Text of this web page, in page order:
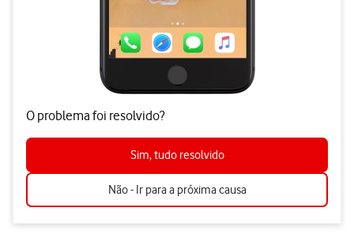
O problema foi resolvido?
Sim, tudo resolvido
Não - Ir para a próxima causa